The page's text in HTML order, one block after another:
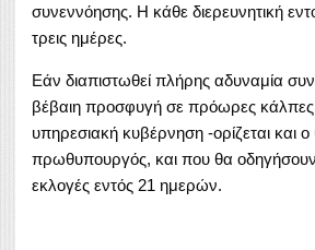
συνεννόησης. Η κάθε διερευνητική
τρεις ημέρες.
Εάν διαπιστωθεί πλήρης αδυναμία
βέβαιη προσφυγή σε πρόωρες κάλπες
υπηρεσιακή κυβέρνηση -ορίζεται και
πρωθυπουργός, και που θα
εκλογές εντός 21 ημερών.